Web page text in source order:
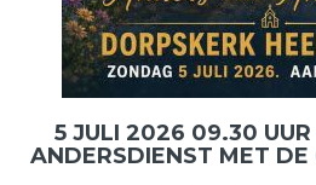
5 JULI 2026 09.30 UUR
ANDERSDIENST MET DE